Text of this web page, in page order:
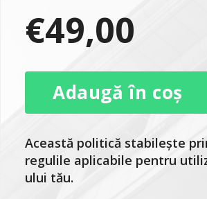
€49,00
Adaugă în coș
Această politică stabilește
regulile aplicabile pentru
ului tău.